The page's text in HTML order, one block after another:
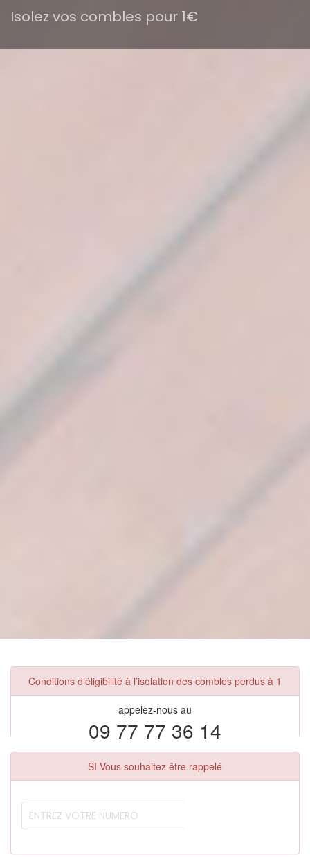
Isolez vos combles pour 1€
Conditions d’éligibilité à l’isolation des combles perdus à 1
appelez-nous au
09 77 77 36 14
SI Vous souhaitez être rappelé